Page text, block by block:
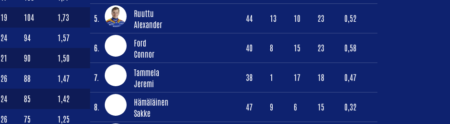
19 104 1,73
24 94 1,57
21 90 1,50
26 88 1,47
24 85 1,42
26 75 1,25
5.
Ruuttu
Alexander
44 13 10 23 0,52
6.
Ford
Connor
40 8 15 23 0,58
7.
Tammela
Jeremi
38 1 17 18 0,47
8.
Hämäläinen
Sakke
47 9 6 15 0,32